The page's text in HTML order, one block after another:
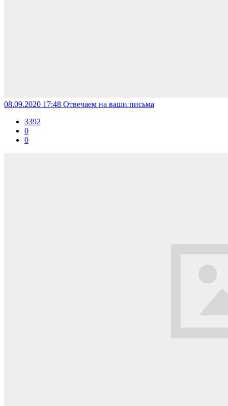
08.09.2020 17:48 Отвечаем на ваши письма
3392
0
0